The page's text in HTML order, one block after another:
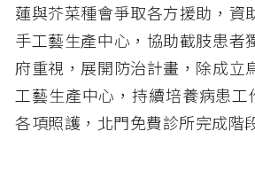
蓮與芥菜種會爭取各方援助，資
手工藝生產中心，協助截肢患者
府重視，展開防治計畫，除成
工藝生產中心，持續培養病患
各項照護，北門免費診所完成階